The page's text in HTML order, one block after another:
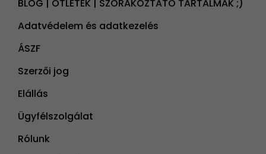
BLOG | ÖTLETEK | SZÓRAKOZTATÓ TARTALMAK ;)
Adatvédelem és adatkezelés
ÁSZF
Szerzői jog
Elállás
Ügyfélszolgálat
Rólunk